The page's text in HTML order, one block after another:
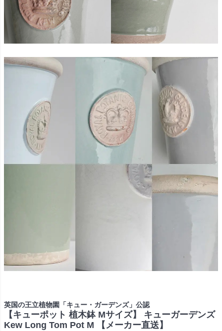
英国の王立植物園「キュー・ガーデンズ」公認
【キューポット 植木鉢 Mサイズ】 キューガーデンズ
Kew Long Tom Pot M 【メーカー直送】